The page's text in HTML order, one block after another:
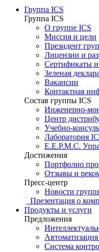
Группа ICS
Группа ICS
О группе ICS
Миссия и цели
Президент
Лицензии и
Сертификаты
Зеленая
Вакансии
Контактная
Состав группы ICS
Инженерно-
Центр
Учебно-
Лаборатория
E.E.P.M.C.
Достижения
Портфолио
Отзывы и
Пресс-центр
Новости
Презентация о
Продукты и услуги
Предложения
Система